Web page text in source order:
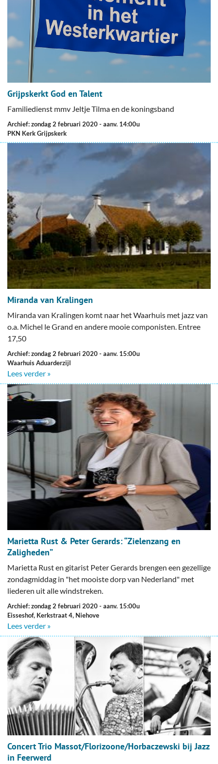
Grijpskerkt God en Talent
Familiedienst mmv Jeltje Tilma en de koningsband
Archief: zondag 2 februari 2020- aanv. 14:00u
PKN Kerk Grijpskerk
Miranda van Kralingen
Miranda van Kralingen komt naar het Waarhuis met jazz van
o.a. Michel le Grand en andere mooie componisten. Entree
17,50
Archief: zondag 2 februari 2020- aanv. 15:00u
Waarhuis Aduarderzijl
Lees verder »
Marietta Rust & Peter Gerards: “Zielenzang en
Zaligheden”
Marietta Rust en gitarist Peter Gerards brengen een gezellige
zondagmiddag in "het mooiste dorp van Nederland" met
liederen uit alle windstreken.
Archief: zondag 2 februari 2020- aanv. 15:00u
Eisseshof, Kerkstraat 4, Niehove
Lees verder »
Concert Trio Massot/Florizoone/Horbaczewski bij Jazz
in Feerwerd